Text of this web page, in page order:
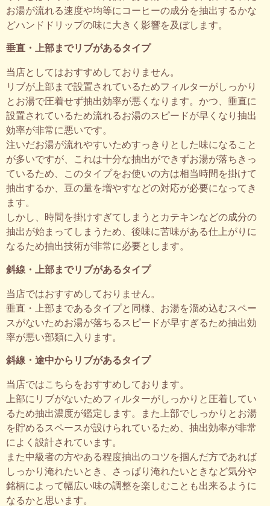
お湯が流れる速度や均等にコーヒーの成分を抽出するかな
どハンドドリップの味に大きく影響を及ぼします。
垂直・上部までリブがあるタイプ
当店としてはおすすめしておりません。
リブが上部まで設置されているためフィルターがしっかり
とお湯で圧着せず抽出効率が悪くなります。かつ、垂直に
設置されているため流れるお湯のスピードが早くなり抽出
効率が非常に悪いです。
注いだお湯が流れやすいためすっきりとした味になること
が多いですが、これは十分な抽出ができずお湯が落ちきっ
ているため、このタイプをお使いの方は相当時間を掛けて
抽出するか、豆の量を増やすなどの対応が必要になってき
ます。
しかし、時間を掛けすぎてしまうとカテキンなどの成分の
抽出が始まってしまうため、後味に苦味がある仕上がりに
なるため抽出技術が非常に必要とします。
斜線・上部までリブがあるタイプ
当店ではおすすめしておりません。
垂直・上部まであるタイプと同様、お湯を溜め込むスペー
スがないためお湯が落ちるスピードが早すぎるため抽出効
率が悪い部類に入ります。
斜線・途中からリブがあるタイプ
当店ではこちらをおすすめしております。
上部にリブがないためフィルターがしっかりと圧着してい
るため抽出濃度が鑑定します。また上部でしっかりとお湯
を貯めるスペースが設けられているため、抽出効率が非常
によく設計されています。
また中級者の方やある程度抽出のコツを掴んだ方であれば
しっかり淹れたいとき、さっぱり淹れたいときなど気分や
銘柄によって幅広い味の調整を楽しむことも出来るように
なるかと思います。